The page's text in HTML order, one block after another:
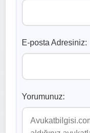
E-posta Adresiniz:
Yorumunuz: